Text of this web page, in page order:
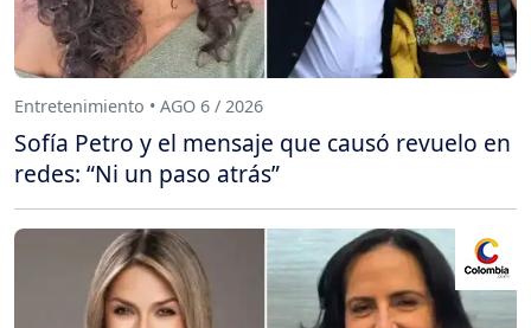
Entretenimiento • AGO 6 / 2026
Sofía Petro y el mensaje que causó revuelo en
redes: “Ni un paso atrás”